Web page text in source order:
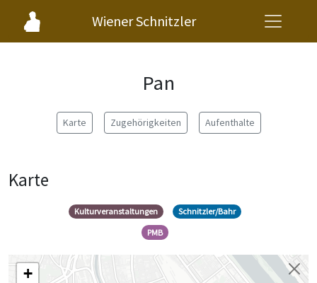
Wiener Schnitzler
Pan
Karte Zugehörigkeiten Aufenthalte
Karte
Kulturveranstaltungen
Schnitzler/Bahr
PMB
+